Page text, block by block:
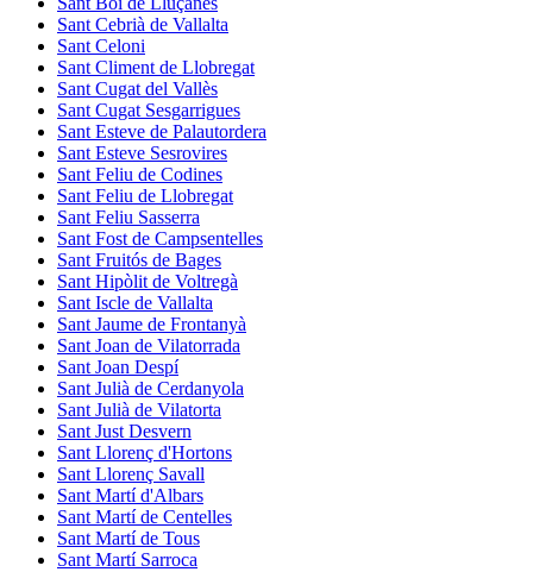
Sant Cebrià de Vallalta
Sant Celoni
Sant Climent de Llobregat
Sant Cugat del Vallès
Sant Cugat Sesgarrigues
Sant Esteve de Palautordera
Sant Esteve Sesrovires
Sant Feliu de Codines
Sant Feliu de Llobregat
Sant Feliu Sasserra
Sant Fost de Campsentelles
Sant Fruitós de Bages
Sant Hipòlit de Voltregà
Sant Iscle de Vallalta
Sant Jaume de Frontanyà
Sant Joan de Vilatorrada
Sant Joan Despí
Sant Julià de Cerdanyola
Sant Julià de Vilatorta
Sant Just Desvern
Sant Llorenç d'Hortons
Sant Llorenç Savall
Sant Martí d'Albars
Sant Martí de Centelles
Sant Martí de Tous
Sant Martí Sarroca